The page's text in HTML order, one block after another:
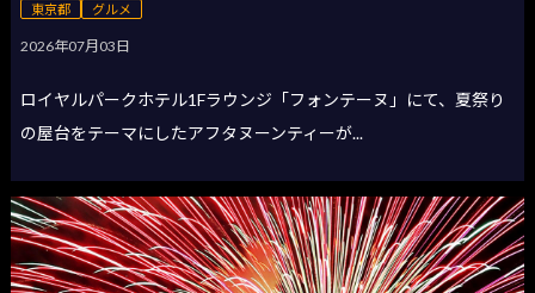
東京都 グルメ
2026年07月03日
ロイヤルパークホテル1Fラウンジ「フォンテーヌ」にて、夏祭り
の屋台をテーマにしたアフタヌーンティーが...